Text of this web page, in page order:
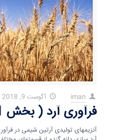
iman آگوست 9, 2018
فرآوری آرد ( بخش 1 )
آنزیمهای تولیدی آرتین شیمی در